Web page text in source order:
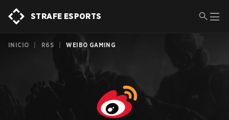
STRAFE ESPORTS
INICIO R6S WEIBO GAMING